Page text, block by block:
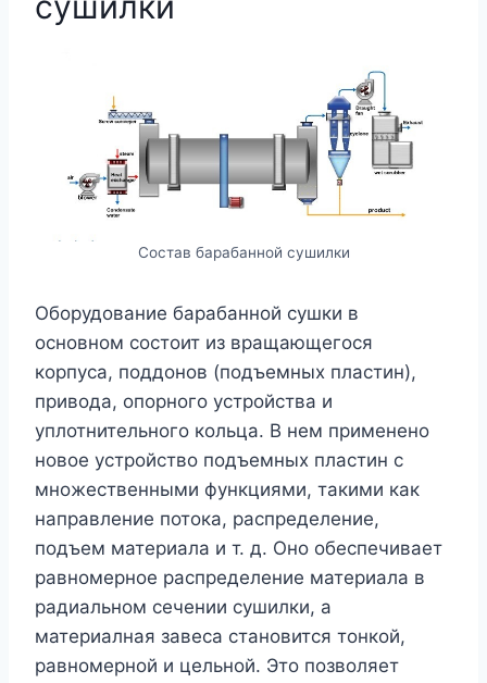
Состав барабанной сушилки
Оборудование барабанной сушки в
основном состоит из вращающегося
корпуса, поддонов (подъемных пластин),
привода, опорного устройства и
уплотнительного кольца. В нем применено
новое устройство подъемных пластин с
множественными функциями, такими как
направление потока, распределение,
подъем материала и т. д. Оно обеспечивает
равномерное распределение материала в
радиальном сечении сушилки, а
материалная завеса становится тонкой,
равномерной и цельной. Это позволяет